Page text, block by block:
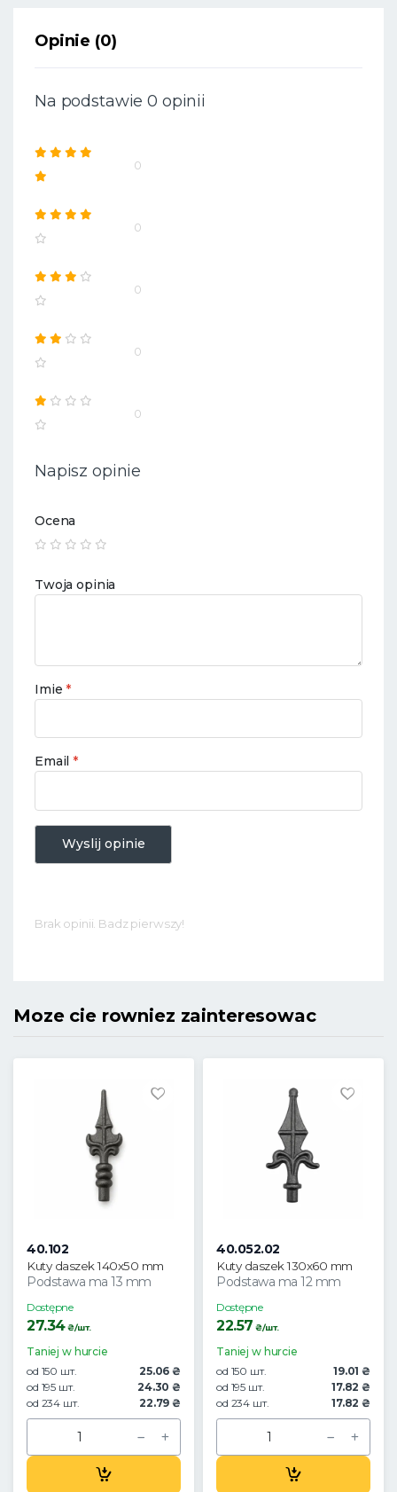
Opinie (0)
Na podstawie 0 opinii
0
0
0
0
0
Napisz opinie
Ocena
Twoja opinia
Imie*
Email*
Wyslij opinie
Brak opinii. Badz pierwszy!
Moze cie rowniez zainteresowac
40.102
Kuty daszek 140x50 mm
Podstawa ma 13 mm
Dostępne
27.34₴/шт.
Taniej w hurcie
od 150 шт.
25.06 ₴
od 195 шт.
24.30 ₴
od 234 шт.
22.79 ₴
40.052.02
Kuty daszek 130x60 mm
Podstawa ma 12 mm
Dostępne
22.57 ₴/шт.
Taniej w hurcie
od 150 шт.
19.01 ₴
od 195 шт.
17.82 ₴
od 234 шт.
17.82 ₴